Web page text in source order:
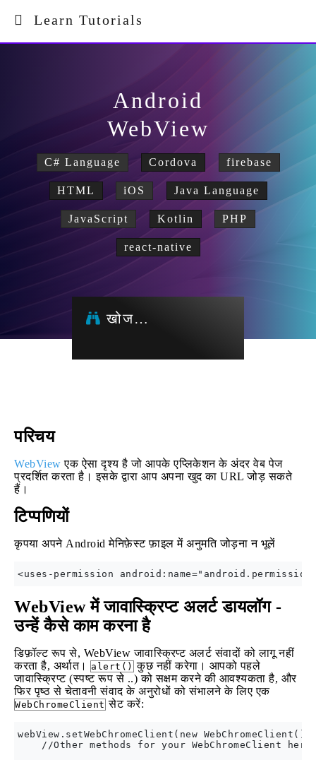
Learn Tutorials
Android
WebView
C# Language Cordova firebase
HTML iOS Java Language
JavaScript Kotlin PHP
react-native
खोज…
परिचय
WebView एक ऐसा दृश्य है जो आपके एप्लिकेशन के अंदर वेब पेज
प्रदर्शित करता है। इसके द्वारा आप अपना खुद का URL जोड़ सकते
हैं।
टिप्पणियों
कृपया अपने Android मेनिफ़ेस्ट फ़ाइल में अनुमति जोड़ना न भूलें
WebView में जावास्क्रिप्ट अलर्ट डायलॉग -
उन्हें कैसे काम करना है
डिफ़ॉल्ट रूप से, WebView जावास्क्रिप्ट अलर्ट संवादों को लागू नहीं
करता है, अर्थात।
alert() कुछ नहीं करेगा। आपको पहले
जावास्क्रिप्ट (स्पष्ट रूप से ..) को सक्षम करने की आवश्यकता है, और
फिर पृष्ठ से चेतावनी संवाद के अनुरोधों को संभालने के लिए एक
WebChromeClient सेट करें:
webView.setWebChromeClient(new WebChromeClient()
//Other methods for your WebChromeClient